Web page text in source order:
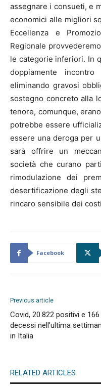
assegnare i consueti, e
economici alle migliori
Eccellenza e
Regionale
le categorie inferiori. In
doppiamente
eliminando gravosi
sostegno concreto alla
tenore, comunque,
potrebbe essere
essere una deroga per
sarà offrire un
società che curano
rimodulazione dei
desertificazione degli
rincaro sensibile dei
Facebook
Previous article
Covid, 20.822 positivi e 166
decessi nell’ultima
in Italia
RELATED ARTICLES